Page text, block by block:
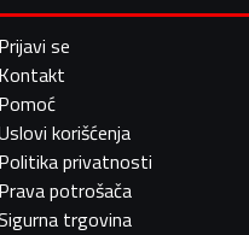
Prijavi se
Kontakt
Pomoć
korišćenja
Politika privatnosti
Prava potrošača
trgovina